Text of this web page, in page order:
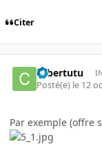
Citer
cybertutu
Posté(e) le 12
Par exemple (offre